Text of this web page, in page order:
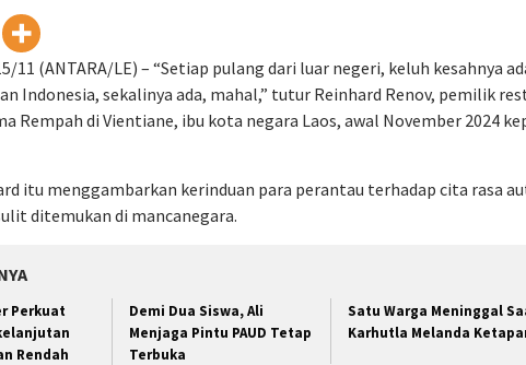
11 (ANTARA/LE) – “Setiap pulang dari luar negeri, keluh kesahnya
Indonesia, sekalinya ada, mahal,” tutur Reinhard Renov, pemilik
Rempah di Vientiane, ibu kota negara Laos, awal November 2024
itu menggambarkan kerinduan para perantau terhadap cita rasa
ditemukan di mancanegara.
Perkuat
Rendah
Demi Dua Siswa, Ali
Menjaga Pintu PAUD Tetap
Terbuka
Satu Warga Meninggal
Karhutla Melanda